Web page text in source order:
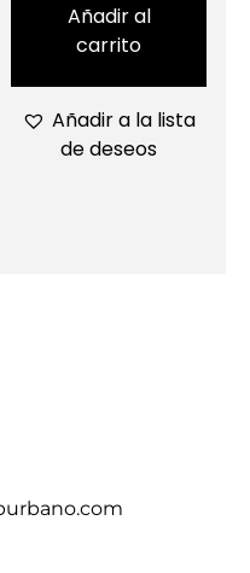
Añadir al
carrito
Añadir a la lista
de deseos